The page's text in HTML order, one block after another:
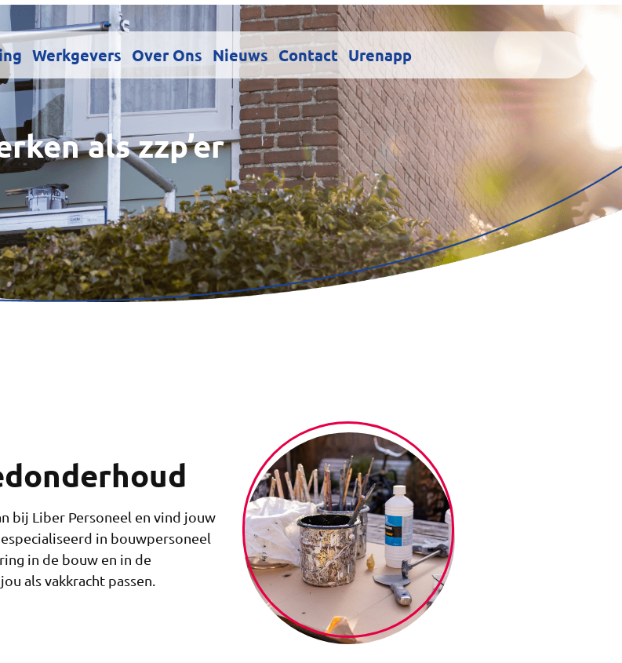
Werkgevers Over Ons Nieuws Contact Urenapp
als zzp’er
bij Liber Personeel en vind jouw
in bouwpersoneel
in de bouw en in de
als vakkracht passen.